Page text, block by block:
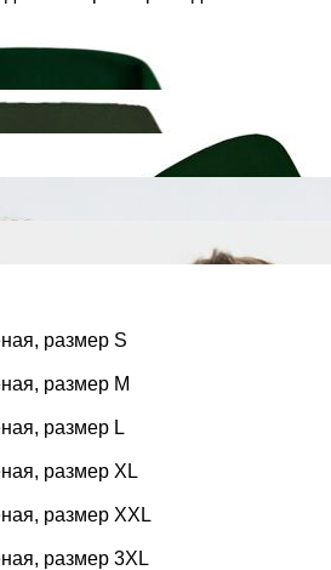
размер S
размер M
размер L
размер XL
размер XXL
размер 3XL